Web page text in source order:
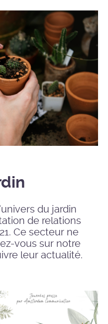
du jardin
de relations
Ce secteur ne
vous sur notre
leur actualité.